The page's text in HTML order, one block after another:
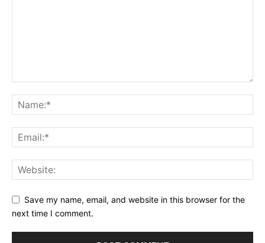
Save my name, email, and website in this browser for the
next time I comment.